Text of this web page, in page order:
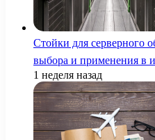
Стойки для серверного
выбора и применения в
1 неделя назад